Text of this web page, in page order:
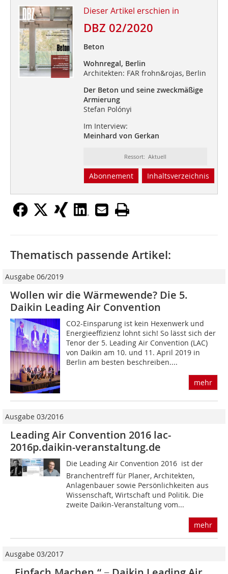
Dieser Artikel erschien in
DBZ 02/2020
Beton
Wohnregal, Berlin
Architekten: FAR frohn&rojas, Berlin
Der Beton und seine zweckmäßige
Armierung
Stefan Polónyi
Im Interview:
Meinhard von Gerkan
Ressort: Aktuell
Abonnement Inhaltsverzeichnis
Thematisch passende Artikel:
Ausgabe 06/2019
Wollen wir die Wärmewende? Die 5.
Daikin Leading Air Convention
CO2-Einsparung ist kein Hexenwerk und
Energieeffizienz lohnt sich! So lässt sich der
Tenor der 5. Leading Air Convention (LAC)
von Daikin am 10. und 11. April 2019 in
Berlin am besten beschreiben....
mehr
Ausgabe 03/2016
Leading Air Convention 2016 lac-
2016p.daikin-veranstaltung.de
Die Leading Air Convention 2016  ist der
Branchentreff für Planer, Architekten,
Anlagenbauer sowie Persönlichkeiten aus
Wissenschaft, Wirtschaft und Politik. Die
zweite Daikin-Veranstaltung vom...
mehr
Ausgabe 03/2017